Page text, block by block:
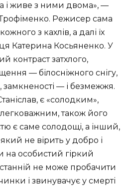
і живе з ними двома», —
Трофіменко. Режисер сама
з кахлів, а далі їх
Катерина Косьяненко. У
контраст затхлого,
— білосніжного снігу,
замкненості — і безмежжя.
є «солодким»,
також його
є саме солодощі, а інший,
не вірить у добро і
на особистий гіркий
не може пробачити
і звинувачує у смерті